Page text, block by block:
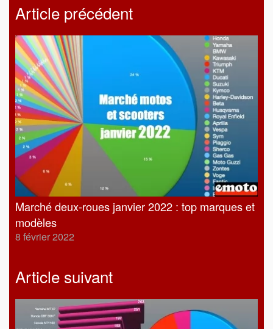
Article précédent
Marché deux-roues janvier 2022 : top marques et
modèles
8 février 2022
Article suivant